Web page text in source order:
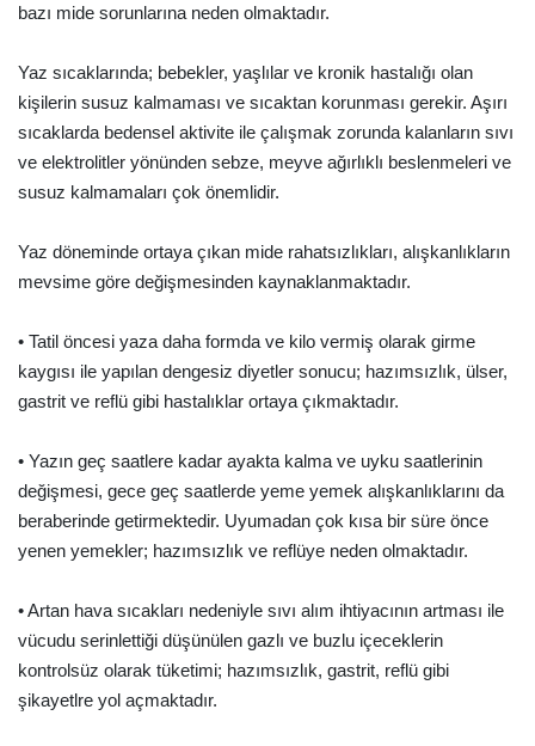
bazı mide sorunlarına neden olmaktadır.
Yaz sıcaklarında; bebekler, yaşlılar ve kronik hastalığı olan
kişilerin susuz kalmaması ve sıcaktan korunması gerekir. Aşırı
sıcaklarda bedensel aktivite ile çalışmak zorunda kalanların sıvı
ve elektrolitler yönünden sebze, meyve ağırlıklı beslenmeleri ve
susuz kalmamaları çok önemlidir.
Yaz döneminde ortaya çıkan mide rahatsızlıkları, alışkanlıkların
mevsime göre değişmesinden kaynaklanmaktadır.
• Tatil öncesi yaza daha formda ve kilo vermiş olarak girme
kaygısı ile yapılan dengesiz diyetler sonucu; hazımsızlık, ülser,
gastrit ve reflü gibi hastalıklar ortaya çıkmaktadır.
• Yazın geç saatlere kadar ayakta kalma ve uyku saatlerinin
değişmesi, gece geç saatlerde yeme yemek alışkanlıklarını da
beraberinde getirmektedir. Uyumadan çok kısa bir süre önce
yenen yemekler; hazımsızlık ve reflüye neden olmaktadır.
• Artan hava sıcakları nedeniyle sıvı alım ihtiyacının artması ile
vücudu serinlettiği düşünülen gazlı ve buzlu içeceklerin
kontrolsüz olarak tüketimi; hazımsızlık, gastrit, reflü gibi
şikayetlre yol açmaktadır.